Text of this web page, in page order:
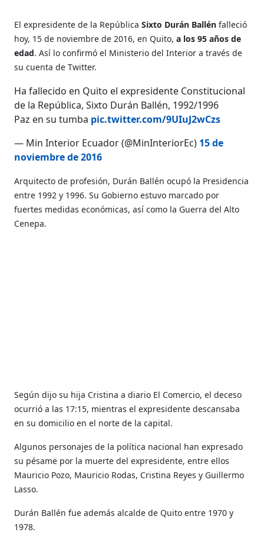
El expresidente de la República Sixto Durán Ballén falleció
hoy, 15 de noviembre de 2016, en Quito, a los 95 años de
edad. Así lo confirmó el Ministerio del Interior a través de
su cuenta de Twitter.
Ha fallecido en Quito el expresidente Constitucional
de la República, Sixto Durán Ballén, 1992/1996
Paz en su tumba pic.twitter.com/9UIuJ2wCzs
— Min Interior Ecuador (@MinInteriorEc) 15 de
noviembre de 2016
Arquitecto de profesión, Durán Ballén ocupó la Presidencia
entre 1992 y 1996. Su Gobierno estuvo marcado por
fuertes medidas económicas, así como la Guerra del Alto
Cenepa.
Según dijo su hija Cristina a diario El Comercio, el deceso
ocurrió a las 17:15, mientras el expresidente descansaba
en su domicilio en el norte de la capital.
Algunos personajes de la política nacional han expresado
su pésame por la muerte del expresidente, entre ellos
Mauricio Pozo, Mauricio Rodas, Cristina Reyes y Guillermo
Lasso.
Durán Ballén fue además alcalde de Quito entre 1970 y
1978.